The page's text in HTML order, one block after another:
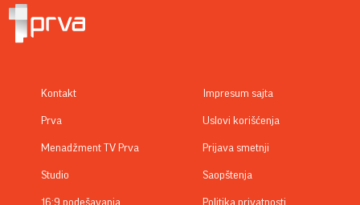
Kontakt
Prva
Menadžment TV Prva
Studio
16:9 podešavanja
Impresum sajta
Uslovi korišćenja
Prijava smetnji
Saopštenja
Politika privatnosti